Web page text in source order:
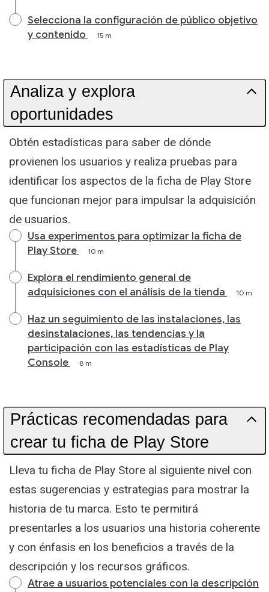
Selecciona la configuración de público objetivo
y contenido
15 m
Analiza y explora
oportunidades
Obtén estadísticas para saber de dónde
provienen los usuarios y realiza pruebas para
identificar los aspectos de la ficha de Play Store
que funcionan mejor para impulsar la adquisición
de usuarios.
Usa experimentos para optimizar la ficha de
Play Store
10 m
Explora el rendimiento general de
adquisiciones con el análisis de la tienda
10 m
Haz un seguimiento de las instalaciones, las
desinstalaciones, las tendencias y la
participación con las estadísticas de Play
Console
8 m
Prácticas recomendadas para
crear tu ficha de Play Store
Lleva tu ficha de Play Store al siguiente nivel con
estas sugerencias y estrategias para mostrar la
historia de tu marca. Esto te permitirá
presentarles a los usuarios una historia coherente
y con énfasis en los beneficios a través de la
descripción y los recursos gráficos.
Atrae a usuarios potenciales con la descripción